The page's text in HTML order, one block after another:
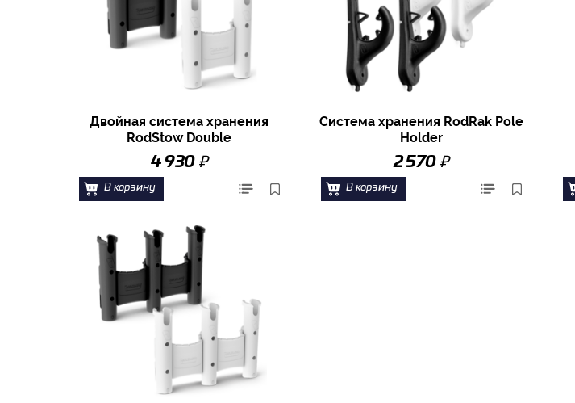
Двойная система хранения
RodStow Double
4 930 ₽
В корзину
Система хранения RodRak Pole
Holder
2 570 ₽
В корзину